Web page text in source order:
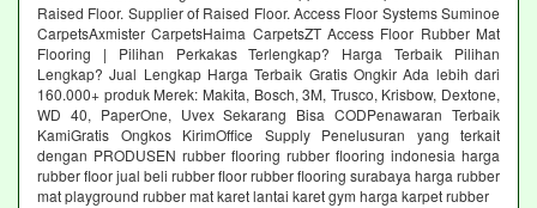
Raised Floor. Supplier of Raised Floor. Access Floor Systems Suminoe
CarpetsAxmister CarpetsHaima CarpetsZT Access Floor Rubber Mat
Flooring | Pilihan Perkakas Terlengkap? Harga Terbaik Pilihan
Lengkap? Jual Lengkap Harga Terbaik Gratis Ongkir Ada lebih dari
160.000+ produk Merek: Makita, Bosch, 3M, Trusco, Krisbow, Dextone,
WD 40, PaperOne, Uvex Sekarang Bisa CODPenawaran Terbaik
KamiGratis Ongkos KirimOffice Supply Penelusuran yang terkait
dengan PRODUSEN rubber flooring rubber flooring indonesia harga
rubber floor jual beli rubber floor rubber flooring surabaya harga rubber
mat playground rubber mat karet lantai karet gym harga karpet rubber